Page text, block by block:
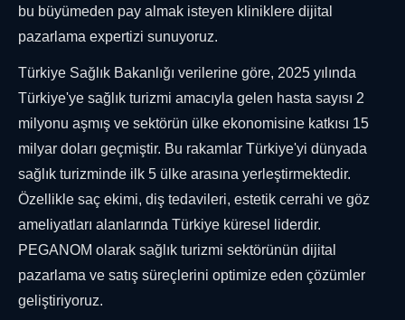
bu büyümeden pay almak isteyen kliniklere dijital
pazarlama expertizi sunuyoruz.
Türkiye Sağlık Bakanlığı verilerine göre, 2025 yılında
Türkiye'ye sağlık turizmi amacıyla gelen hasta sayısı 2
milyonu aşmış ve sektörün ülke ekonomisine katkısı 15
milyar doları geçmiştir. Bu rakamlar Türkiye'yi dünyada
sağlık turizminde ilk 5 ülke arasına yerleştirmektedir.
Özellikle saç ekimi, diş tedavileri, estetik cerrahi ve göz
ameliyatları alanlarında Türkiye küresel liderdir.
PEGANOM olarak sağlık turizmi sektörünün dijital
pazarlama ve satış süreçlerini optimize eden çözümler
geliştiriyoruz.